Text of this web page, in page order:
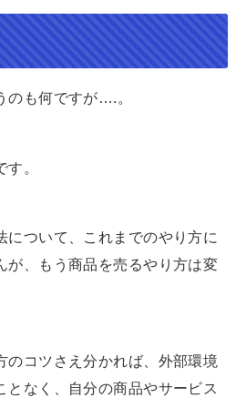
のも何ですが….。
。
について、これまでのやり方に
が、もう商品を売るやり方は変
のコツさえ分かれば、外部環境
となく、自分の商品やサービス